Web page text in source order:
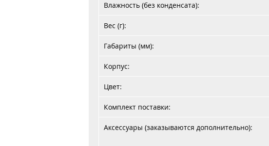
Влажность (без конденсата):
Вес (г):
Габариты (мм):
Корпус:
Цвет:
Комплект поставки:
Аксессуары (заказываются дополнительно):